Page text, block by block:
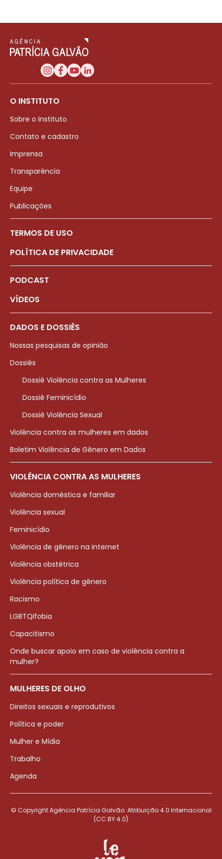
O INSTITUTO
Sobre o Instituto
Contato e cadastro
Imprensa
Transparência
Equipe
Publicações
TERMOS DE USO
POLÍTICA DE PRIVACIDADE
PODCAST
VÍDEOS
DADOS E DOSSIÊS
Nossas pesquisas de opinião
Dossiês
Dossiê Violência contra as Mulheres
Dossiê Feminicídio
Dossiê Violência Sexual
Violência contra as mulheres em dados
Boletim Violência de Gênero em Dados
VIOLÊNCIA CONTRA AS MULHERES
Violência doméstica e familiar
Violência sexual
Feminicídio
Violência de gênero na internet
Violência obstétrica
Violência política de gênero
Racismo
LGBTQIfobia
Capacitismo
Onde buscar apoio em caso de violência contra a
mulher?
MULHERES DE OLHO
Direitos sexuais e reprodutivos
Política e poder
Mulher e Mídia
Trabalho
Agenda
© Copyright Agência Patrícia Galvão. Atribuição 4.0 Internacional
(CC BY 4.0)